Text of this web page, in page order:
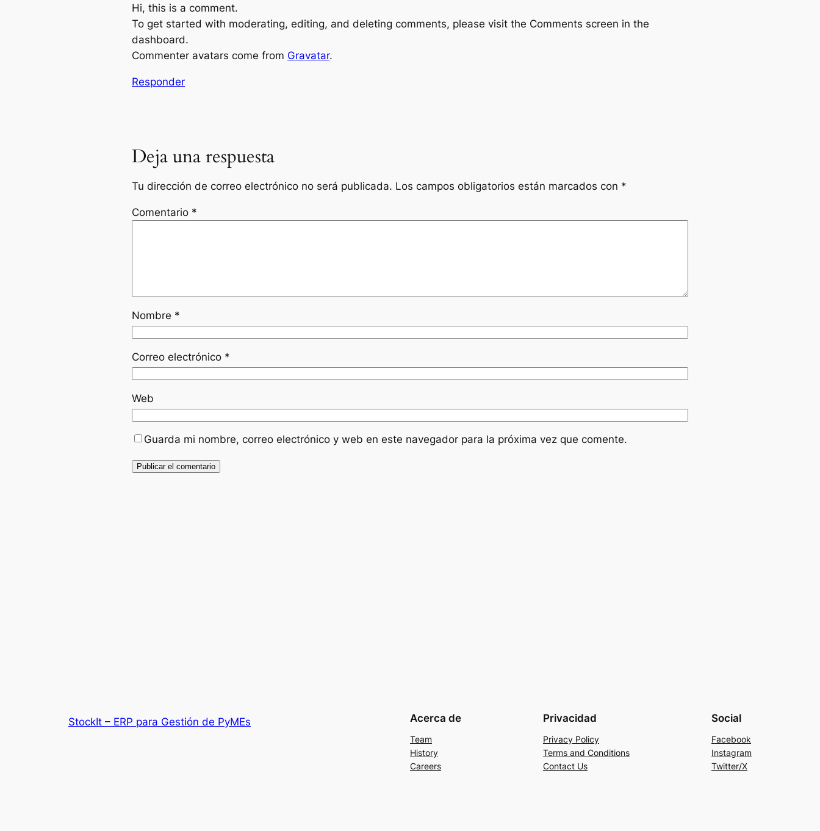
Hi, this is a comment.
To get started with moderating, editing, and deleting comments, please visit the Comments screen in the
dashboard.
Commenter avatars come from Gravatar.
Responder
Deja una respuesta
Tu dirección de correo electrónico no será publicada. Los campos obligatorios están marcados con *
Comentario *
Nombre *
Correo electrónico *
Web
Guarda mi nombre, correo electrónico y web en este navegador para la próxima vez que comente.
StockIt – ERP para Gestión de PyMEs Acerca de
Team
History
Careers
Privacidad
Privacy Policy
Terms and Conditions
Contact Us
Social
Facebook
Instagram
Twitter/X